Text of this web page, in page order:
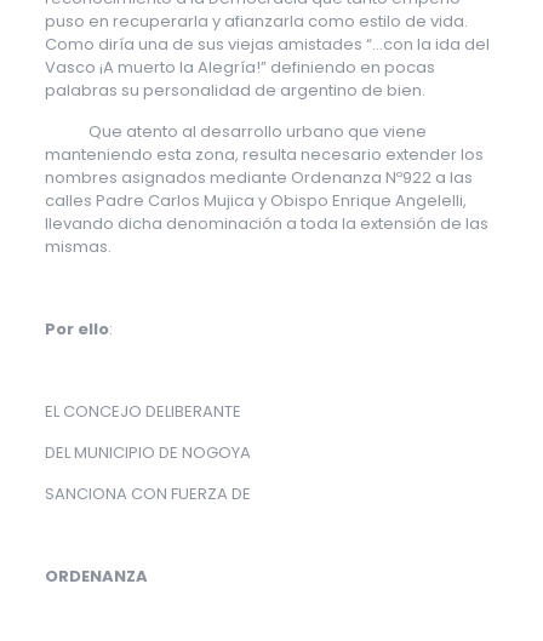
puso en recuperarla y afianzarla como estilo de vida.
Como diría una de sus viejas amistades “…con la ida del
Vasco ¡A muerto la Alegría!” definiendo en pocas
palabras su personalidad de argentino de bien.
Que atento al desarrollo urbano que viene
manteniendo esta zona, resulta necesario extender los
nombres asignados mediante Ordenanza Nº922 a las
calles Padre Carlos Mujica y Obispo Enrique Angelelli,
llevando dicha denominación a toda la extensión de las
mismas.
Por ello:
EL CONCEJO DELIBERANTE
DEL MUNICIPIO DE NOGOYA
SANCIONA CON FUERZA DE
ORDENANZA